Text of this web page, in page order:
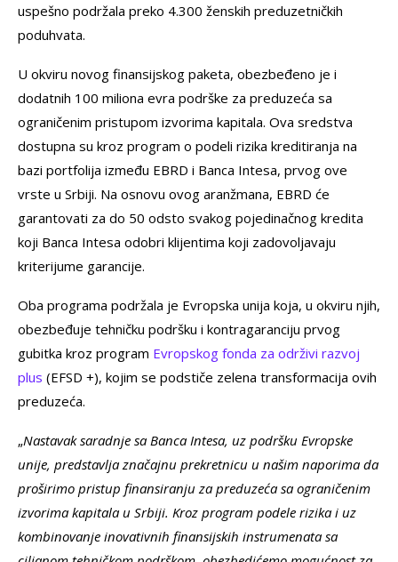
uspešno podržala preko 4.300 ženskih preduzetničkih
poduhvata.
U okviru novog finansijskog paketa, obezbeđeno je i
dodatnih 100 miliona evra podrške za preduzeća sa
ograničenim pristupom izvorima kapitala. Ova sredstva
dostupna su kroz program o podeli rizika kreditiranja na
bazi portfolija između EBRD i Banca Intesa, prvog ove
vrste u Srbiji. Na osnovu ovog aranžmana, EBRD će
garantovati za do 50 odsto svakog pojedinačnog kredita
koji Banca Intesa odobri klijentima koji zadovoljavaju
kriterijume garancije.
Oba programa podržala je Evropska unija koja, u okviru njih,
obezbeđuje tehničku podršku i kontragaranciju prvog
gubitka kroz program Evropskog fonda za održivi razvoj
plus (EFSD +), kojim se podstiče zelena transformacija ovih
preduzeća.
„Nastavak saradnje sa Banca Intesa, uz podršku Evropske
unije, predstavlja značajnu prekretnicu u našim naporima da
proširimo pristup finansiranju za preduzeća sa ograničenim
izvorima kapitala u Srbiji. Kroz program podele rizika i uz
kombinovanje inovativnih finansijskih instrumenata sa